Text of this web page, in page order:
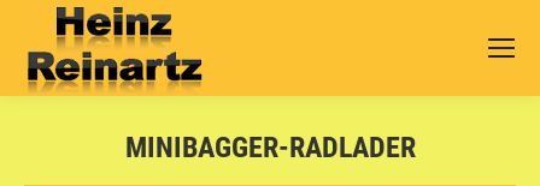
MINIBAGGER-RADLADER